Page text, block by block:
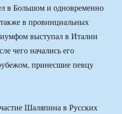
в Большом и одновременно
в провинциальных
выступал в Италии
чего начались его
принесшие певцу
Шаляпина в Русских